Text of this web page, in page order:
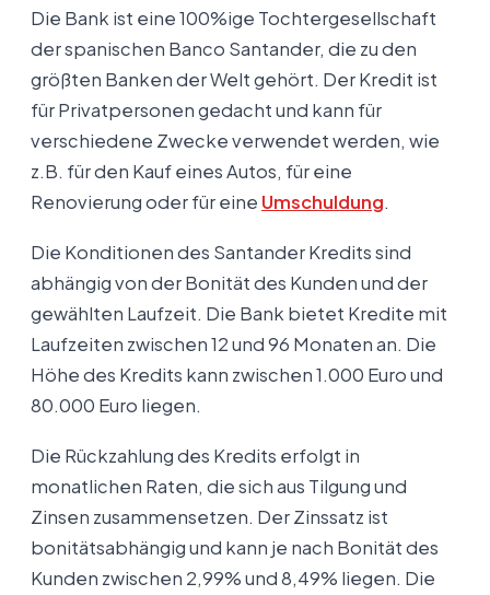
Die Bank ist eine 100%ige Tochtergesellschaft
der spanischen Banco Santander, die zu den
größten Banken der Welt gehört. Der Kredit ist
für Privatpersonen gedacht und kann für
verschiedene Zwecke verwendet werden, wie
z.B. für den Kauf eines Autos, für eine
Renovierung oder für eine Umschuldung.
Die Konditionen des Santander Kredits sind
abhängig von der Bonität des Kunden und der
gewählten Laufzeit. Die Bank bietet Kredite mit
Laufzeiten zwischen 12 und 96 Monaten an. Die
Höhe des Kredits kann zwischen 1.000 Euro und
80.000 Euro liegen.
Die Rückzahlung des Kredits erfolgt in
monatlichen Raten, die sich aus Tilgung und
Zinsen zusammensetzen. Der Zinssatz ist
bonitätsabhängig und kann je nach Bonität des
Kunden zwischen 2,99% und 8,49% liegen. Die